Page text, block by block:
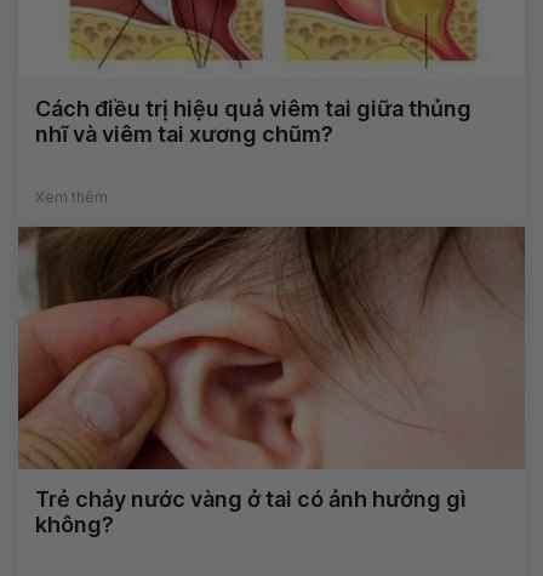
Cách điều trị hiệu quả viêm tai giữa thủng
nhĩ và viêm tai xương chũm?
Xem thêm
Trẻ chảy nước vàng ở tai có ảnh hưởng gì
không?